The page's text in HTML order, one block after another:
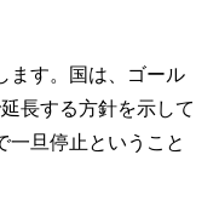
ます。国は、ゴール
長する方針を示して
一旦停止ということ